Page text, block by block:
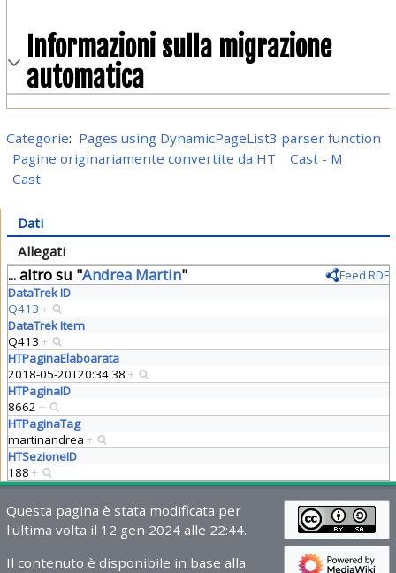
Informazioni sulla migrazione
automatica
Categorie: Pages using DynamicPageList3 parser function
Pagine originariamente convertite da HT
Cast - M
Cast
Dati
Allegati
... altro su "Andrea Martin"
Feed RDF
DataTrek ID
Q413 +
DataTrek Item
Q413 +
HTPaginaElaboarata
2018-05-20T20:34:38 +
HTPaginaID
8662 +
HTPaginaTag
martinandrea +
HTSezioneID
188 +
Questa pagina è stata modificata per
l'ultima volta il 12 gen 2024 alle 22:44.
Il contenuto è disponibile in base alla